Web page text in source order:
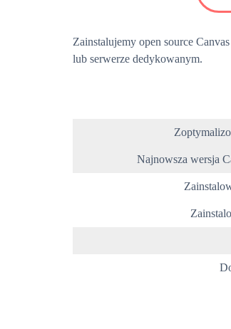
Zainstalujemy open source
lub serwerze dedykowanym.
Najnowsza wersja